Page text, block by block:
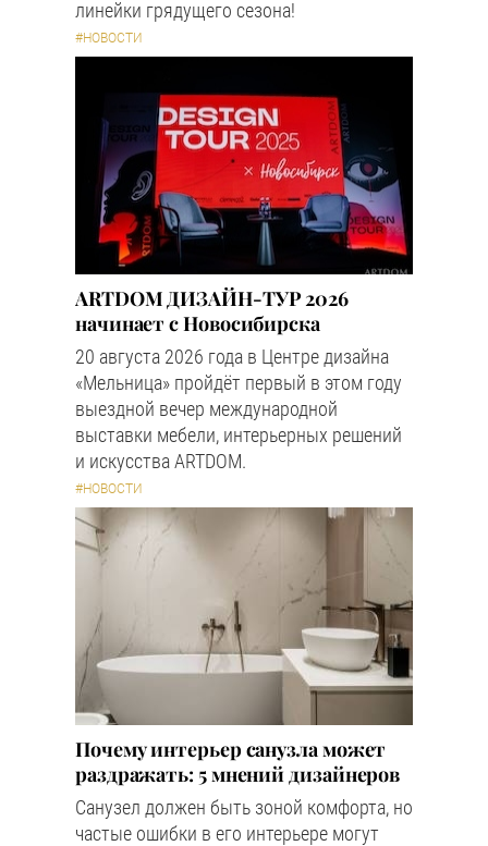
линейки грядущего сезона!
#НОВОСТИ
ARTDOM ДИЗАЙН-ТУР 2026
начинает с Новосибирска
20 августа 2026 года в Центре дизайна
«Мельница» пройдёт первый в этом году
выездной вечер международной
выставки мебели, интерьерных решений
и искусства ARTDOM.
#НОВОСТИ
Почему интерьер санузла может
раздражать: 5 мнений дизайнеров
Санузел должен быть зоной комфорта, но
частые ошибки в его интерьере могут